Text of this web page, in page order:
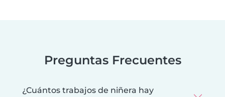
Preguntas Frecuentes
¿Cuántos trabajos de niñera hay